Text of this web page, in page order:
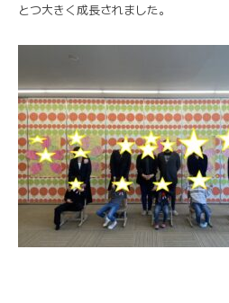
とつ大きく成長されました。